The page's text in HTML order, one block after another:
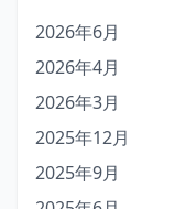
2026年6月
2026年4月
2026年3月
2025年12月
2025年9月